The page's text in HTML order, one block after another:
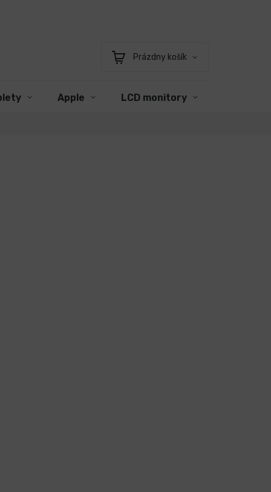
Nákupný
Prázdny košík
Apple LCD monitory